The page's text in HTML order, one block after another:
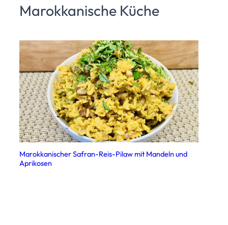
Marokkanische Küche
Marokkanischer Safran-Reis-Pilaw mit Mandeln und
Aprikosen